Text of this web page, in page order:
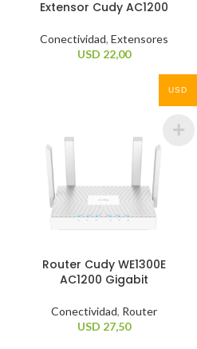
Extensor Cudy AC1200
Conectividad, Extensores
USD 22,00
Router Cudy WE1300E
AC1200 Gigabit
Conectividad, Router
USD 27,50
USD